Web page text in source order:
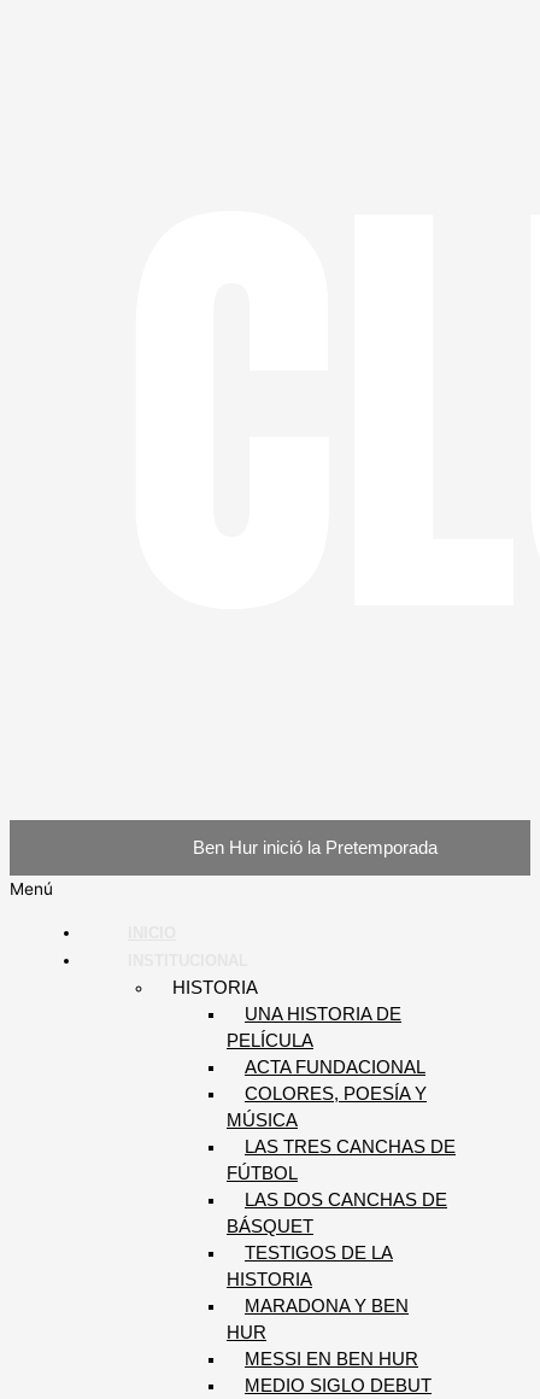
Ben Hur inició la Pretemporada
Menú
HISTORIA
UNA HISTORIA DE
PELÍCULA
ACTA FUNDACIONAL
COLORES, POESÍA Y
MÚSICA
LAS TRES CANCHAS DE
FÚTBOL
LAS DOS CANCHAS DE
BÁSQUET
TESTIGOS DE LA
HISTORIA
MARADONA Y BEN
HUR
MESSI EN BEN HUR
MEDIO SIGLO DEBUT